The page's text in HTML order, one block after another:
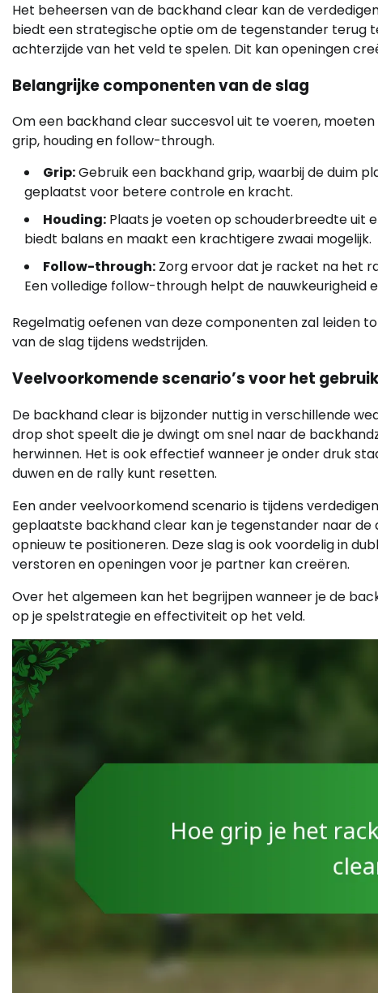
Het beheersen van de backhand clear kan de
biedt een strategische optie om de tegenstander terug
achterzijde van het veld te spelen. Dit kan openingen
Belangrijke componenten van de slag
Om een backhand clear succesvol uit te voeren,
grip, houding en follow-through.
Grip:Gebruik een backhand grip, waarbij de duim
geplaatst voor betere controle en kracht.
Houding: Plaats je voeten op schouderbreedte uit
biedt balans en maakt een krachtigere zwaai mogelijk.
Follow-through: Zorg ervoor dat je racket na het
Een volledige follow-through helpt de nauwkeurigheid
Regelmatig oefenen van deze componenten zal leiden
van de slag tijdens wedstrijden.
Veelvoorkomende scenario’s voor het
De backhand clear is bijzonder nuttig in verschillende
drop shot speelt die je dwingt om snel naar de
herwinnen. Het is ook effectief wanneer je onder druk
duwen en de rally kunt resetten.
Een ander veelvoorkomend scenario is tijdens
geplaatste backhand clear kan je tegenstander naar
opnieuw te positioneren. Deze slag is ook voordelig in
verstoren en openingen voor je partner kan creëren.
Over het algemeen kan het begrijpen wanneer je de
op je spelstrategie en effectiviteit op het veld.